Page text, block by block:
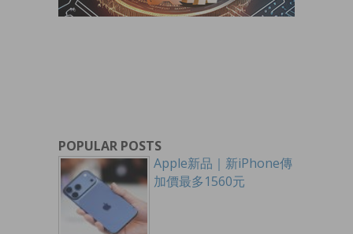
POPULAR POSTS
Apple新品｜新iPhone傳
加價最多1560元